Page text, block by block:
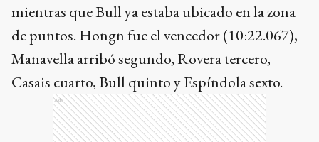
mientras que Bull ya estaba ubicado en la zona
de puntos. Hongn fue el vencedor (10:22.067),
Manavella arribó segundo, Rovera tercero,
Casais cuarto, Bull quinto y Espíndola sexto.
Ads